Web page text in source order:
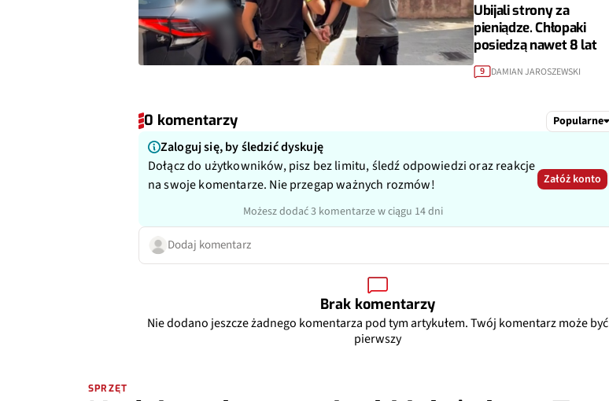
Ubijali strony za
pieniądze. Chłopaki
posiedzą nawet 8 lat
9 DAMIAN JAROSZEWSKI
0 komentarzy Popularne
Zaloguj się, by śledzić dyskuję
Dołącz do użytkowników, pisz bez limitu, śledź odpowiedzi oraz reakcje
na swoje komentarze. Nie przegap ważnych rozmów!
Możesz dodać 3 komentarze w ciągu 14 dni
Załóż konto
Dodaj komentarz
Brak komentarzy
Nie dodano jeszcze żadnego komentarza pod tym artykułem. Twój komentarz może być
pierwszy
SPRZĘT